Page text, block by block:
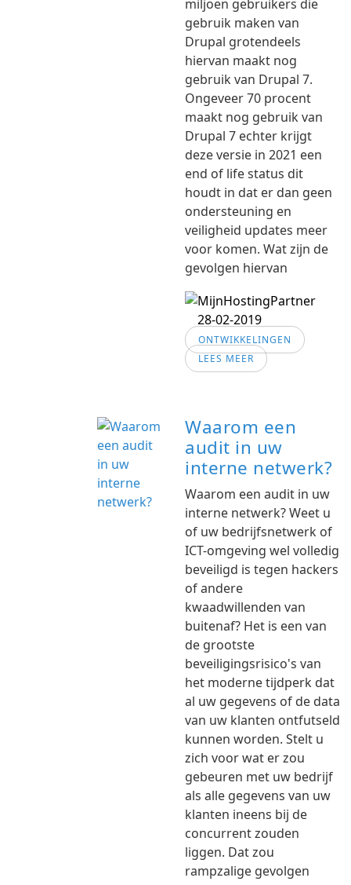
miljoen gebruikers die
gebruik maken van
Drupal grotendeels
hiervan maakt nog
gebruik van Drupal 7.
Ongeveer 70 procent
maakt nog gebruik van
Drupal 7 echter krijgt
deze versie in 2021 een
end of life status dit
houdt in dat er dan geen
ondersteuning en
veiligheid updates meer
voor komen. Wat zijn de
gevolgen hiervan
28-02-2019
ONTWIKKELINGEN
LEES MEER
Waarom een
audit in uw
interne netwerk?
Waarom een audit in uw
interne netwerk? Weet u
of uw bedrijfsnetwerk of
ICT-omgeving wel volledig
beveiligd is tegen hackers
of andere
kwaadwillenden van
buitenaf? Het is een van
de grootste
beveiligingsrisico's van
het moderne tijdperk dat
al uw gegevens of de data
van uw klanten ontfutseld
kunnen worden. Stelt u
zich voor wat er zou
gebeuren met uw bedrijf
als alle gegevens van uw
klanten ineens bij de
concurrent zouden
liggen. Dat zou
rampzalige gevolgen